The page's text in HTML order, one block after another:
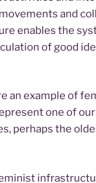
and
enables the
of good
an example of
one of
perhaps the